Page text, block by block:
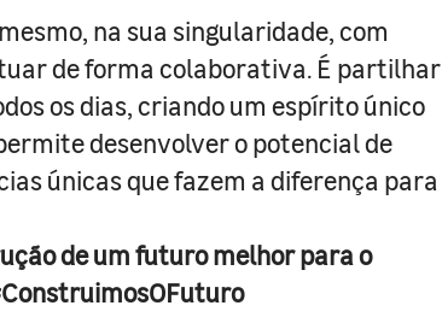
na sua singularidade, com
de forma colaborativa. É partilhar
os dias, criando um espírito único
desenvolver o potencial de
únicas que fazem a diferença para
de um futuro melhor para o